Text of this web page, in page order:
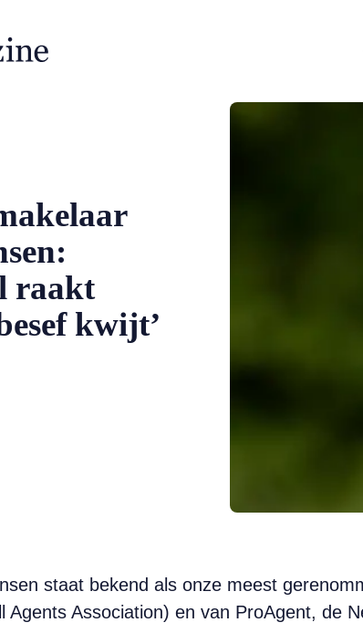
raakt
kwijt’
staat bekend als onze meest
Agents Association) en van ProAgent, de